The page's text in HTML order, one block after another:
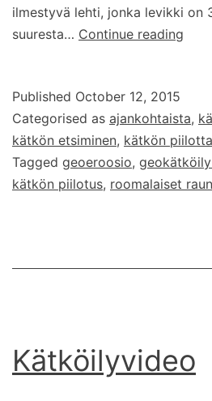
ilmestyvä lehti, jonka levikki on
suuresta… Continue reading
takia
Published October 12, 2015
Categorised as ajankohtaista,
kätkön etsiminen, kätkön
Tagged geoeroosio,
kätkön piilotus, roomalaiset
Kätköilyvideo